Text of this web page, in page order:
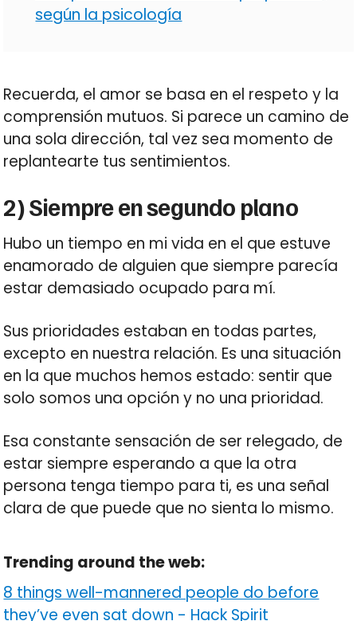
según la psicología
Recuerda, el amor se basa en el respeto y la
comprensión mutuos. Si parece un camino de
una sola dirección, tal vez sea momento de
replantearte tus sentimientos.
2) Siempre en segundo plano
Hubo un tiempo en mi vida en el que estuve
enamorado de alguien que siempre parecía
estar demasiado ocupado para mí.
Sus prioridades estaban en todas partes,
excepto en nuestra relación. Es una situación
en la que muchos hemos estado: sentir que
solo somos una opción y no una prioridad.
Esa constante sensación de ser relegado, de
estar siempre esperando a que la otra
persona tenga tiempo para ti, es una señal
clara de que puede que no sienta lo mismo.
Trending around the web:
8 things well-mannered people do before
they’ve even sat down - Hack Spirit